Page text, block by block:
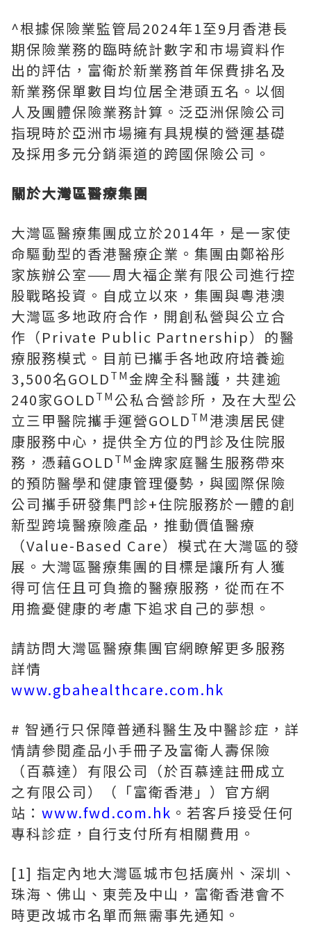
^根據保險業監管局2024年1至9月香港長
期保險業務的臨時統計數字和市場資料作
出的評估，富衛於新業務首年保費排名及
新業務保單數目均位居全港頭五名。以個
人及團體保險業務計算。泛亞洲保險公司
指現時於亞洲市場擁有具規模的營運基礎
及採用多元分銷渠道的跨國保險公司。
關於大灣區醫療集團
大灣區醫療集團成立於2014年，是一家使
命驅動型的香港醫療企業。集團由鄭裕彤
家族辦公室——周大福企業有限公司進行控
股戰略投資。自成立以來，集團與粵港澳
大灣區多地政府合作，開創私營與公立合
作（Private Public Partnership）的醫
療服務模式。目前已攜手各地政府培養逾
3,500名GOLDTM金牌全科醫護，共建逾
240家GOLDTM公私合營診所，及在大型公
立三甲醫院攜手運營GOLDTM 港澳居民健
康服務中心，提供全方位的門診及住院服
務，憑藉GOLDTM金牌家庭醫生服務帶來
的預防醫學和健康管理優勢，與國際保險
公司攜手研發集門診+住院服務於一體的創
新型跨境醫療險產品，推動價值醫療
（Value-Based Care）模式在大灣區的發
展。大灣區醫療集團的目標是讓所有人獲
得可信任且可負擔的醫療服務，從而在不
用擔憂健康的考慮下追求自己的夢想。
請訪問大灣區醫療集團官網瞭解更多服務
詳情
www.gbahealthcare.com.hk
# 智通行只保障普通科醫生及中醫診症，詳
情請參閱產品小手冊子及富衛人壽保險
（百慕達）有限公司（於百慕達註冊成立
之有限公司）（「富衛香港」）官方網
站： www.fwd.com.hk 。若客戶接受任何
專科診症，自行支付所有相關費用。
[1] 指定內地大灣區城市包括廣州、深圳、
珠海、佛山、東莞及中山，富衛香港會不
時更改城市名單而無需事先通知。